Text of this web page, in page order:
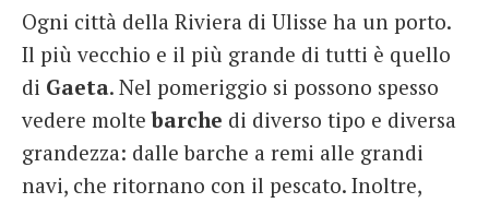
Ogni città della Riviera di Ulisse ha un porto.
Il più vecchio e il più grande di tutti è quello
di Gaeta. Nel pomeriggio si possono spesso
vedere moltebarche di diverso tipo e diversa
grandezza: dalle barche a remi alle grandi
navi, che ritornano con il pescato. Inoltre,